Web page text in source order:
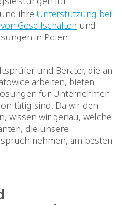
ihre Unterstützung bei
Gesellschaften und
in Polen.
und Berater, die an
arbeiten, bieten
für Unternehmen
tätig sind. Da wir den
wissen wir genau, welche
die unsere
nehmen, am besten